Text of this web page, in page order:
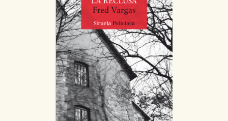
Estas cookies son gestionadas por nuestros socios
publicitarios y se utilizan para mostrar publicidad
relevante para sus intereses en otros sitios. No
almacenan directamente información personal sino
que se basan en la identificación única de su
navegador y dispositivo de internet.
GUARDAR CONFIGURACIÓN
Puede consultar nuestrapolítica de cookies